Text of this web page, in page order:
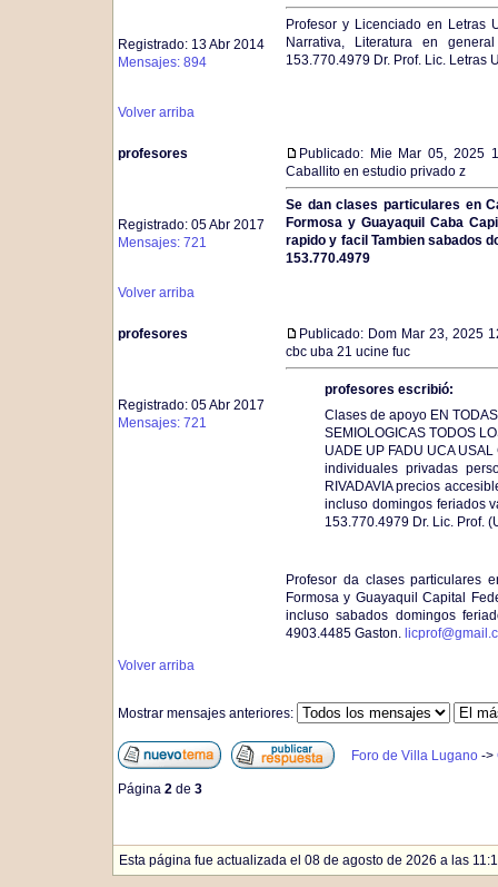
Registrado: 13 Abr 2014
Mensajes: 894
Profesor y Licenciado en Letras
Narrativa, Literatura en
153.770.4979 Dr. Prof. Lic. Letras
Volver arriba
profesores
Registrado: 05 Abr 2017
Mensajes: 721
Publicado: Mie Mar 05, 2025
Caballito en estudio privado z
Se dan clases particulares en
Formosa y Guayaquil Caba
rapido y facil Tambien sabados
153.770.4979
Volver arriba
profesores
Registrado: 05 Abr 2017
Mensajes: 721
Publicado: Dom Mar 23, 2025
cbc uba 21 ucine fuc
profesores escribió:
Clases de apoyo EN
SEMIOLOGICAS TODOS
UADE UP FADU UCA
individuales privadas
RIVADAVIA precios
incluso domingos feriados
153.770.4979 Dr. Lic. Prof.
Profesor da clases particulares
Formosa y Guayaquil Capital
incluso sabados domingos
4903.4485 Gaston.
Volver arriba
Mostrar mensajes anteriores:
Foro de Villa Lugano ->
Página 2 de 3
Esta página fue actualizada el 08 de agosto de 2026 a las